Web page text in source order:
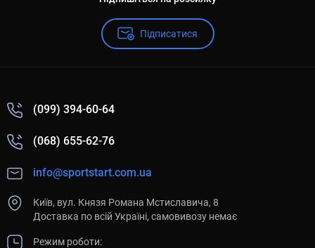
коврик для йоги профессиональный
купить коврик гимнастический
купить спортивный коврик для фитнеса
фитнес коврики
коврик для йоги каучук
спорт коврик
ковер для фитнеса
коврик для фитнеса и йоги
каучуковый коврик для йоги купить
коврик для йоги пробковый
Підписатися
(099) 394-60-64
(068) 655-62-76
info@sportstart.com.ua
Київ, вул. Князя Романа Мстиславича, 8
Доставка по всій Україні, самовивозу немає
Режим роботи: